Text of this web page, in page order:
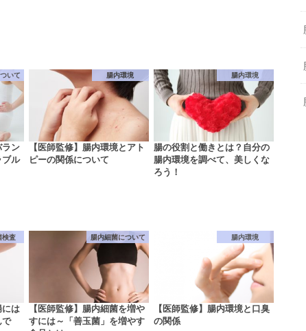
いて
ラン
ブル
腸内環境
【医師監修】腸内環境とアト
ピーの関係について
腸内環境
腸の役割と働きとは？自分の
腸内環境を調べて、美しくな
ろう！
検査
には
で
腸内細菌について
【医師監修】腸内細菌を増や
すには～「善玉菌」を増やす
腸内環境
【医師監修】腸内環境と口臭
の関係